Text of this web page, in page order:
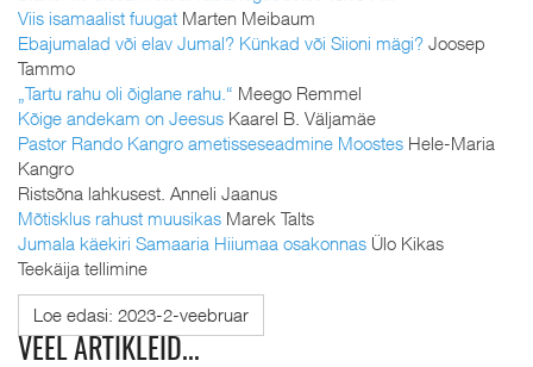
Viis isamaalist fuugat Marten Meibaum
Ebajumalad või elav Jumal? Künkad või Siioni mägi? Joosep
Tammo
„Tartu rahu oli õiglane rahu.“ Meego Remmel
Kõige andekam on Jeesus Kaarel B. Väljamäe
Pastor Rando Kangro ametisseseadmine Moostes Hele-Maria
Kangro
Ristsõna lahkusest. Anneli Jaanus
Mõtisklus rahust muusikas Marek Talts
Jumala käekiri Samaaria Hiiumaa osakonnas Ülo Kikas
Teekäija tellimine
Loe edasi: 2023-2-veebruar
VEEL ARTIKLEID...